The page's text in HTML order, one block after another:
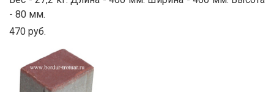
- 80 мм.
470 руб.